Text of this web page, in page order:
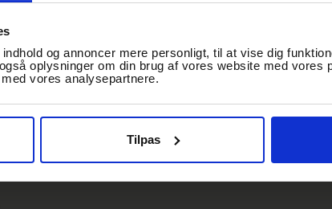
og annoncer mere personligt, til at vise dig
oplysninger om din brug af vores website med vores
vores analysepartnere.
Tilpas